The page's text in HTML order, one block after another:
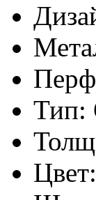
Тип:
Цвет: